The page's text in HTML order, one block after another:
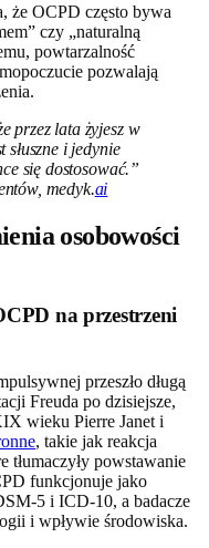
że OCPD często bywa
czy „naturalną
powtarzalność
pozwalają
przez lata żyjesz w
i jedynie
się dostosować.”
medyk.ai
osobowości
na przestrzeni
przeszło długą
Freuda po dzisiejsze,
wieku Pierre Janet i
, takie jak reakcja
tłumaczyły powstawanie
funkcjonuje jako
5 i ICD-10, a badacze
i wpływie środowiska.